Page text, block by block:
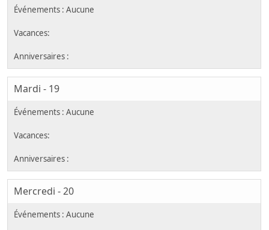
Mardi - 19
Mercredi - 20